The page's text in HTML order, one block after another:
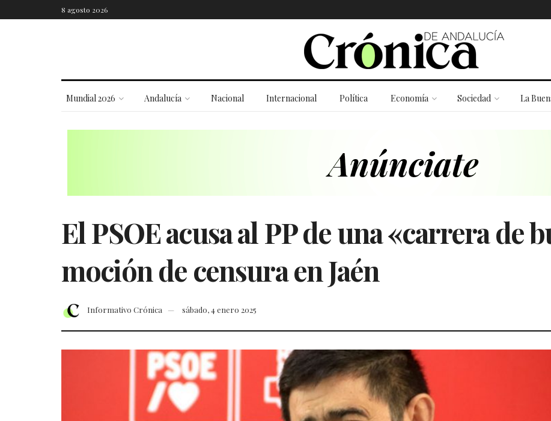
8 agosto 2026
Mundial 2026 Andalucía Nacional Internacional Política Economía Sociedad La
El PSOE acusa al PP de una «carrera de
moción de censura en Jaén
Informativo Crónica sábado, 4 enero 2025